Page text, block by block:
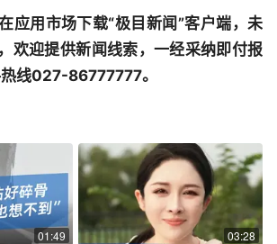
应用市场下载“极目新闻”客户端，未
欢迎提供新闻线索，一经采纳即付报
线027-86777777。
01:49 03:28